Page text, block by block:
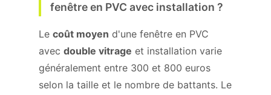
fenêtre en PVC avec installation ?
Le coût moyen d'une fenêtre en PVC
avec double vitrage et installation varie
généralement entre 300 et 800 euros
selon la taille et le nombre de battants. Le